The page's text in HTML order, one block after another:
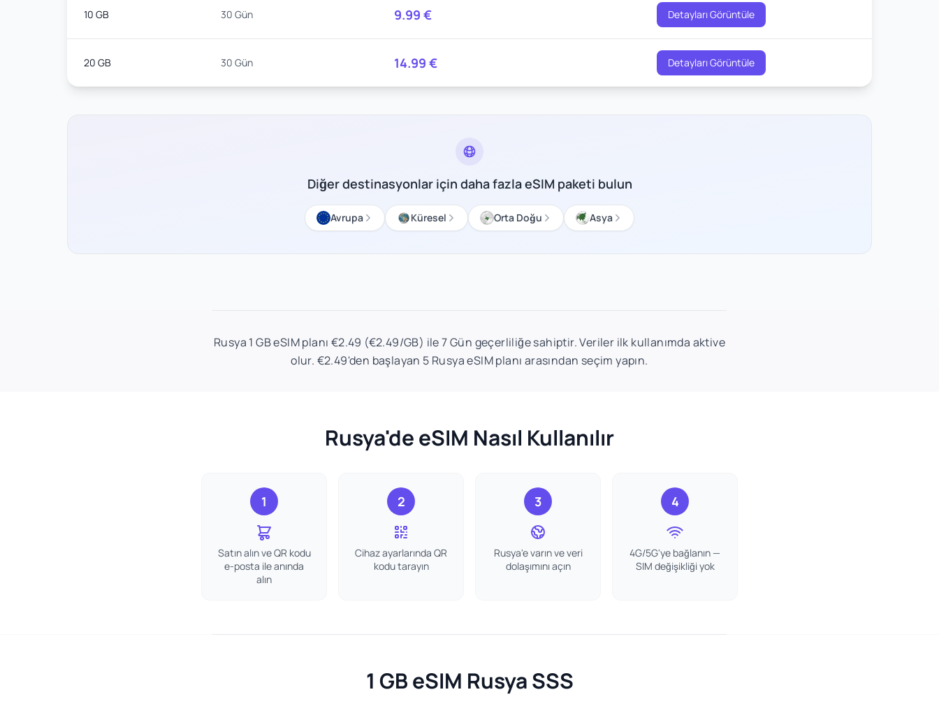
10 GB 30 Gün 9.99 € Detayları Görüntüle
20 GB 30 Gün 14.99 € Detayları Görüntüle
Diğer destinasyonlar için daha fazla eSIM paketi bulun
Avrupa Küresel Orta Doğu Asya
Rusya 1 GB eSIM planı €2.49 (€2.49/GB) ile 7 Gün geçerliliğe sahiptir. Veriler ilk kullanımda aktive
olur. €2.49'den başlayan 5 Rusya eSIM planı arasından seçim yapın.
Rusya'de eSIM Nasıl Kullanılır
1
Satın alın ve QR kodu
e-posta ile anında
alın
2
Cihaz ayarlarında QR
kodu tarayın
3
Rusya'e varın ve veri
dolaşımını açın
4
4G/5G'ye bağlanın —
SIM değişikliği yok
1 GB eSIM Rusya SSS